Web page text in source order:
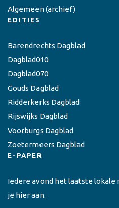
Algemeen(archief)
EDITIES
Barendrechts Dagblad
Dagblad010
Dagblad070
Gouds Dagblad
Ridderkerks Dagblad
Rijswijks Dagblad
Voorburgs Dagblad
Zoetermeers Dagblad
E-PAPER
Iedere avond het laatste lokale
je hier aan.